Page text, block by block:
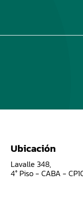
Ubicación
Lavalle 348,
4° Piso - CABA -